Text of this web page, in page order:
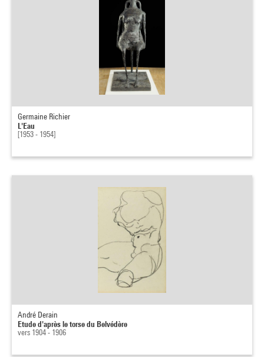
Germaine Richier
L'Eau
[1953 - 1954]
André Derain
Etude d'après le torse du Belvédère
vers 1904 - 1906